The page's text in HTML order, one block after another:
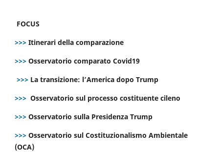
FOCUS
>>> Itinerari della comparazione
>>> Osservatorio comparato Covid19
>>> La transizione: l’America dopo Trump
>>> Osservatorio sul processo costituente cileno
>>> Osservatorio sulla Presidenza Trump
>>> Osservatorio sul Costituzionalismo Ambientale
(OCA)